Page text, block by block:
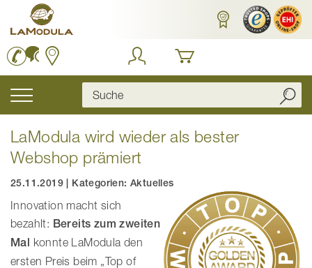
Inhalt
springen
Navigation
LaModula wird wieder als bester
Webshop prämiert
25.11.2019 Kategorien: Aktuelles
Innovation macht sich
bezahlt: Bereits zum zweiten
Mal konnte LaModula den
ersten Preis beim „Top of